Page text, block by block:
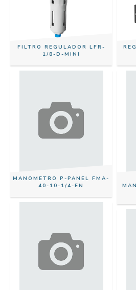
FILTRO REGULADOR LFR-
1/8-D-MINI
MANOMETRO P-PANEL FMA-
40-10-1/4-EN